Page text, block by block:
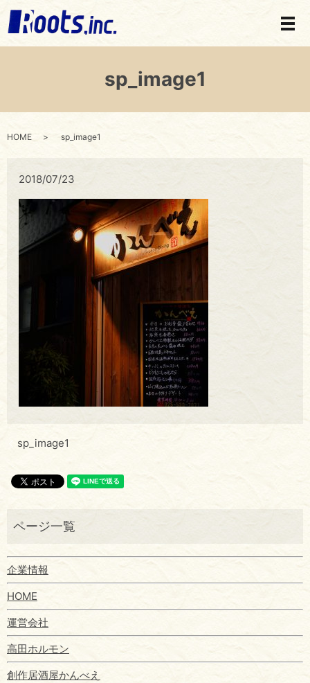
メ
sp_image1
HOME sp_image1
2018/07/23
sp_image1
企業情報
HOME
運営会社
高田ホルモン
創作居酒屋かんべえ